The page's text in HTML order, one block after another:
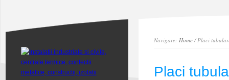
Navigare: Home/ Placi
Placi